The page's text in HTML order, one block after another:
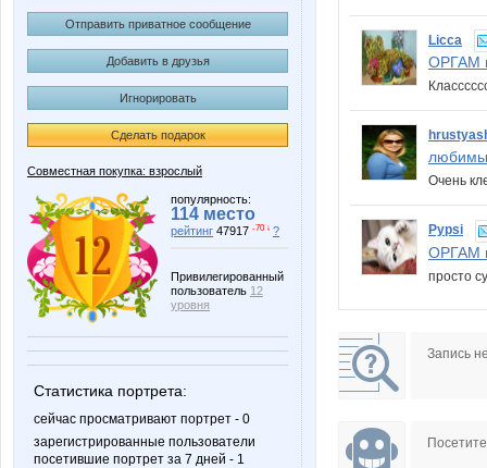
Отправить приватное сообщение
Добавить в друзья
Игнорировать
Сделать подарок
Совместная покупка: взрослый
популярность:
114 место
рейтинг 47917 -70 ↓ ?
Привилегированный
пользователь 12
уровня
Статистика портрета:
сейчас просматривают портрет - 0
зарегистрированные пользователи
посетившие портрет за 7 дней - 1
Licca
ОРГАМ
Очень
Pypsi
ОРГАМ
просто
Запись